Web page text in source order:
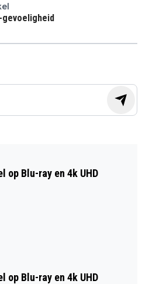
gevoeligheid
op Blu-ray en 4k UHD
op Blu-ray en 4k UHD